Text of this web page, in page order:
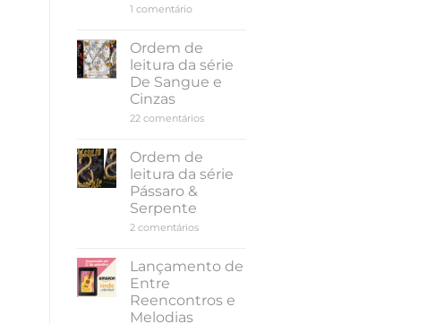
leitura
1 comentárioem
leitura
da
série
Amor
e
de
Jenna
Ordem de
leitura da série
De Sangue e
Cinzas
22 comentáriosem
série
Ordem de
leitura da série
Pássaro &
Serpente
2 comentáriosem
leitura
da
Pássaro
&
Lançamento de
Entre
Reencontros e
Melodias